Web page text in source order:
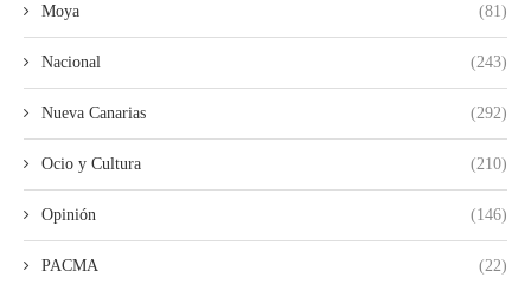
Moya (81)
Nacional (243)
Nueva Canarias (292)
Ocio y Cultura (210)
Opinión (146)
PACMA (22)